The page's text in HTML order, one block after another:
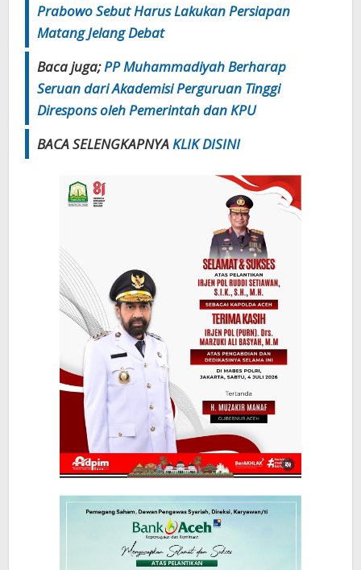
Prabowo Sebut Harus Lakukan Persiapan
Matang Jelang Debat
Baca juga;PP Muhammadiyah Berharap
Seruan dari Akademisi Perguruan Tinggi
Direspons oleh Pemerintah dan KPU
BACA SELENGKAPNYAKLIKDISINI